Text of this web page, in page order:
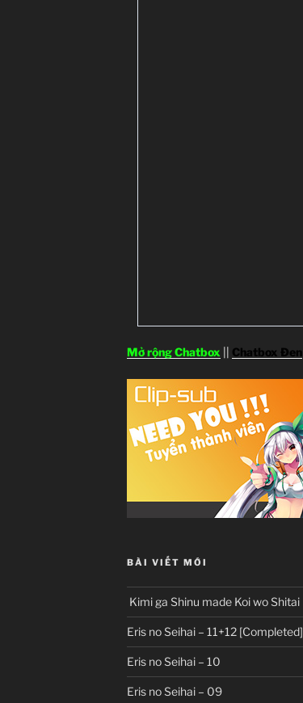
Mở rộng Chatbox Chatbox Đen
BÀI VIẾT MỚI
Kimi ga Shinu made Koi wo Shitai
Eris no Seihai – 11+12 [Completed]
Eris no Seihai – 10
Eris no Seihai – 09